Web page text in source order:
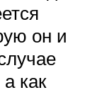
он и
как